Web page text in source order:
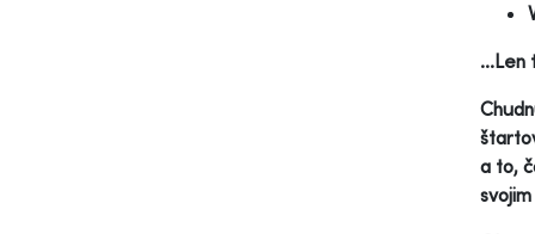
...Len
a to,